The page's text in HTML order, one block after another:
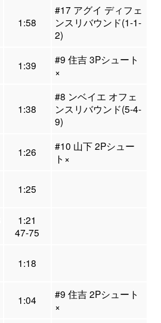
1:58
#17 アグイ ディフェ
ンスリバウンド(1-1-
2)
1:39
#9 住吉 3Pシュート
×
1:38
#8 ンベイエ オフェ
ンスリバウンド(5-4-
9)
1:26
#10 山下 2Pシュー
ト×
1:25
1:21
47-75
1:18
1:04
#9 住吉 2Pシュート
×